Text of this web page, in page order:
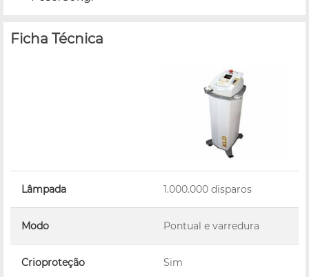
Ficha Técnica
Lâmpada 1.000.000 disparos
Modo Pontual e varredura
Crioproteção Sim